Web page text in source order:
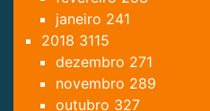
janeiro 241
2018 3115
dezembro 271
novembro 289
outubro 327